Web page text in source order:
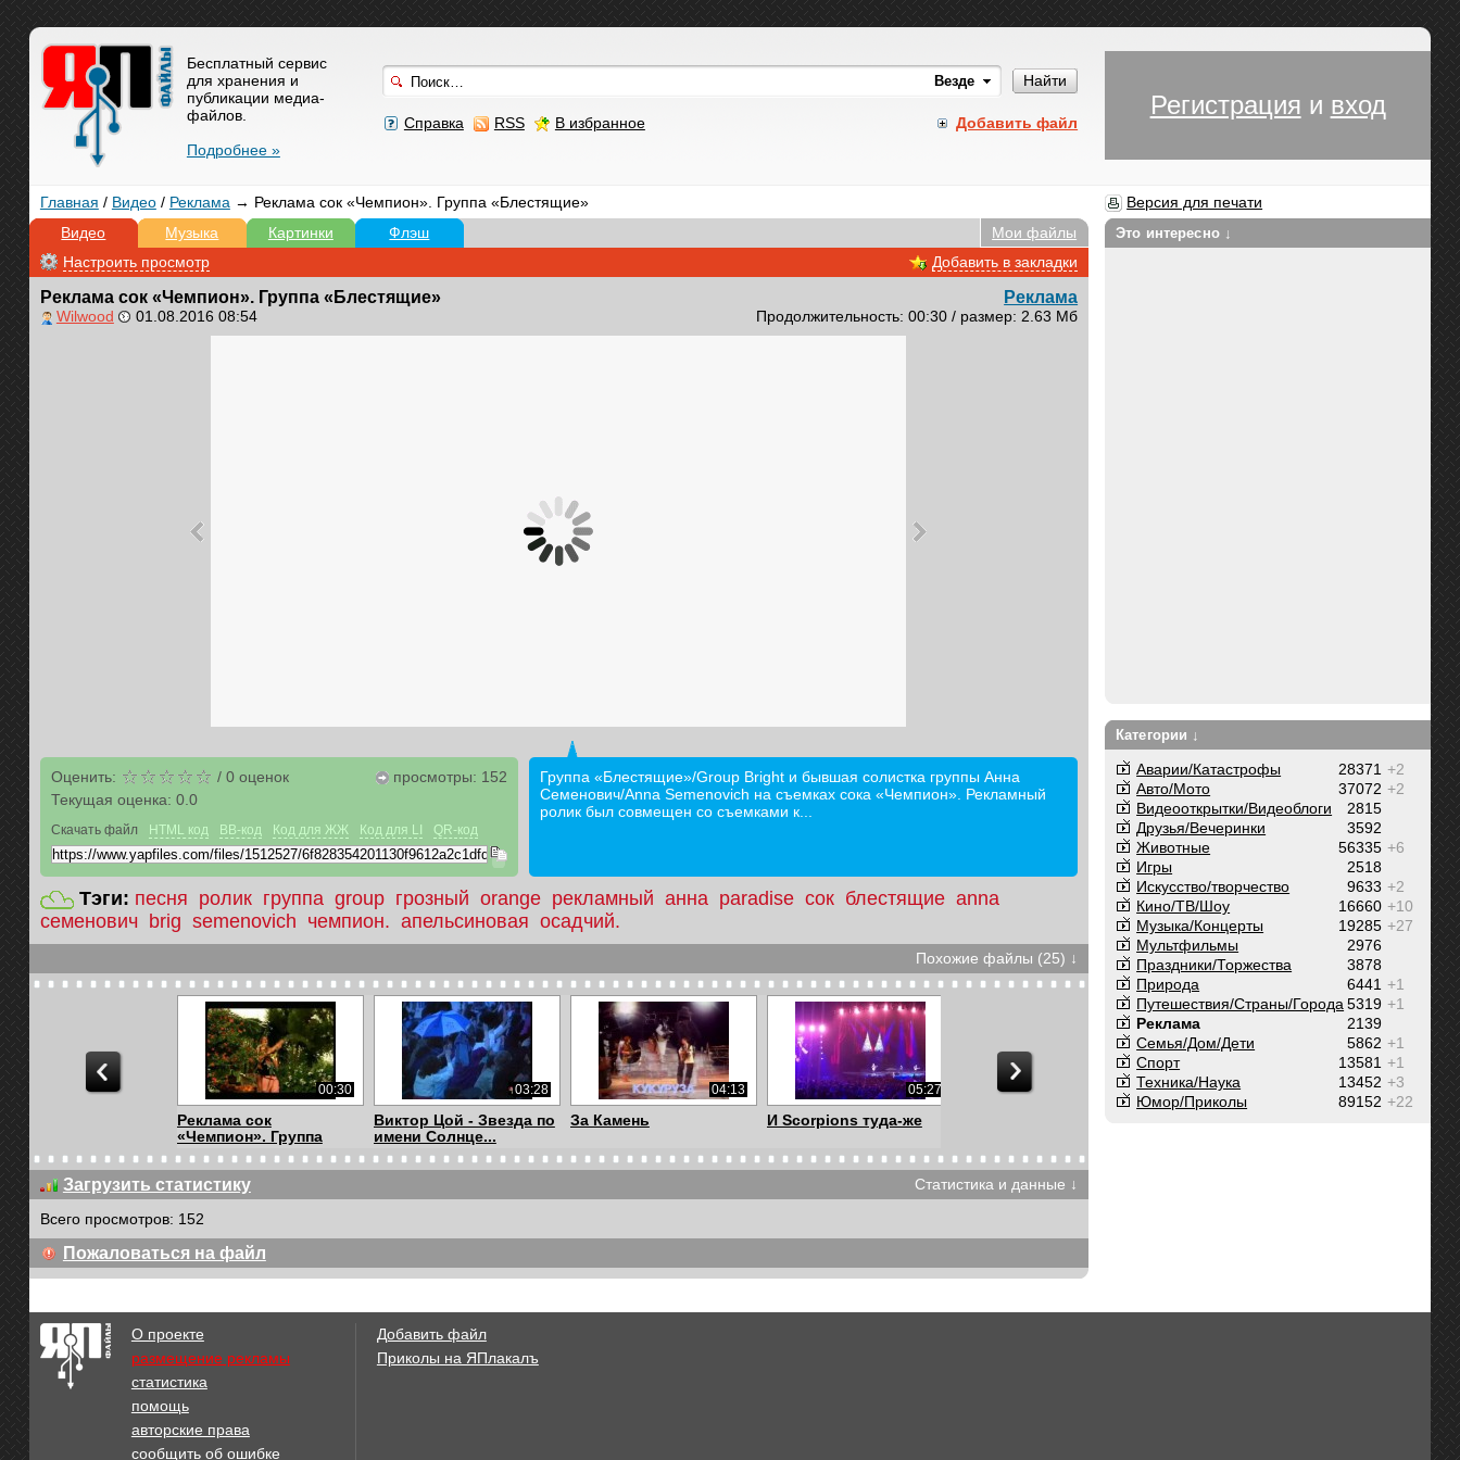
Найти
Добавить файл
Справка RSS В избранное
Бесплатный сервис
для хранения и
публикации медиа-
файлов.
Подробнее »
Регистрация и вход
Главная / Видео/ Реклама → Реклама сок «Чемпион». Группа «Блестящие»
Версия для печати
Видео
Музыка Картинки Флэш
Мои файлы
Настроить просмотр
Добавить в закладки
Реклама сок «Чемпион». Группа «Блестящие»
Wilwood 01.08.2016 08:54
Реклама
Продолжительность: 00:30 / размер: 2.63 Мб
Оценить: / 0оценок
Текущая оценка: 0.0
просмотры: 152
Скачать файл HTML код BB-код Код для ЖЖ Код для LI QR-код
Группа «Блестящие»/Group Bright и бывшая солистка группы Анна
Семенович/Anna Semenovich на съемках сока «Чемпион». Рекламный
ролик был совмещен со съемками к...
Тэги: песня ролик группа group грозный orange рекламный анна paradise сок блестящие anna
семенович
brig semenovich чемпион. апельсиновая осадчий.
Похожие файлы (25) ↓
00:30
Реклама сок
«Чемпион». Группа
«Блес...
03:28
Виктор Цой - Звезда по
имени Солнце...
04:13
За Камень
05:27
И Scorpions туда-же
06:31
Легендарная группа
01:40
Валентина Толкунова
02:44
Что? Где? Когда?
03:56
Видео клип БандЭрос -
Пиипирипи
Загрузить статистику
Статистика и данные ↓
Всего просмотров: 152
Пожаловаться на файл
Это интересно ↓
Категории ↓
+2
28371
Аварии/Катастрофы
+2
37072
Авто/Мото
2815
Видеооткрытки/Видеоблоги
3592
Друзья/Вечеринки
+6
56335
Животные
2518
Игры
+2
9633
Искусство/творчество
+10
16660
Кино/ТВ/Шоу
+27
19285
Музыка/Концерты
2976
Мультфильмы
3878
Праздники/Торжества
+1
6441
Природа
+1
5319
Путешествия/Cтраны/Города
2139
Реклама
+1
5862
Семья/Дом/Дети
+1
13581
Спорт
+3
13452
Техника/Наука
+22
89152
Юмор/Приколы
О проекте
размещение рекламы
статистика
помощь
авторские права
сообщить об ошибке
Добавить файл
Приколы на ЯПлакалъ